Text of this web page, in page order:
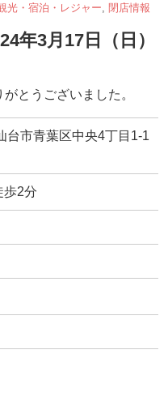
光・宿泊・レジャー 閉店情報
年3月17日（日）
とうございました。
台市青葉区中央4丁目1-1
歩2分